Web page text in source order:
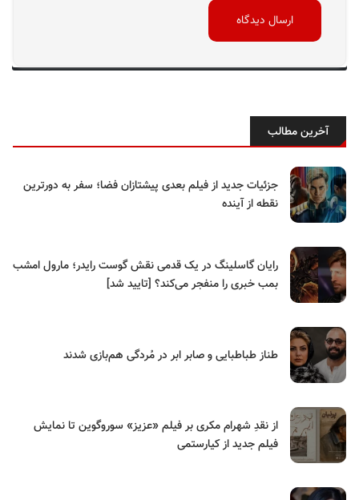
آخرین مطالب
جزئیات جدید از فیلم بعدی پیشتازان فضا؛ سفر به دورترین
نقطه از آینده
رایان گاسلینگ در یک قدمی نقش گوست رایدر؛ مارول امشب
بمب خبری را منفجر می‌کند؟ [تایید شد]
طناز طباطبایی و صابر ابر در مُردگی هم‌بازی شدند
از نقدِ شهرام مکری بر فیلم «عزیز» سوروگوین تا نمایش
فیلم جدید از کیارستمی